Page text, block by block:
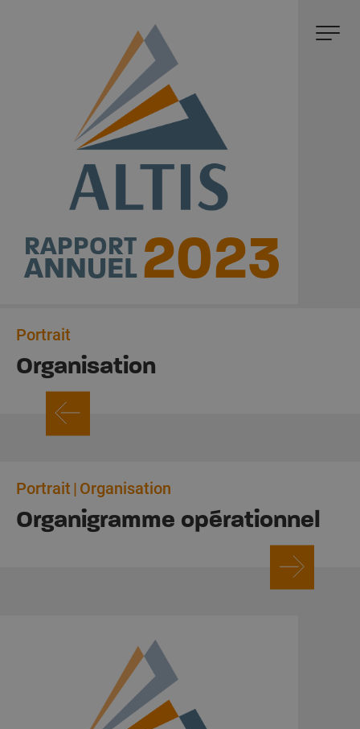
2023
RAPPORT
ANNUEL
Portrait
Organisation
Portrait Organisation
Organigramme opérationnel